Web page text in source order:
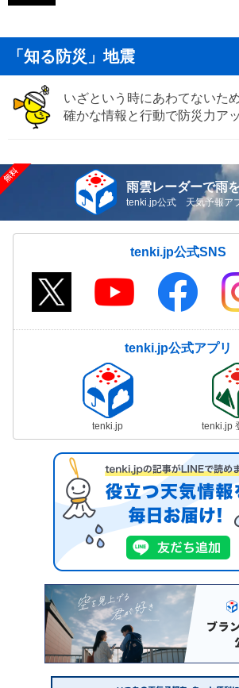
「知る防災」地震
いざという時にあわてないた
確かな情報と行動で防災力ア
雨雲レーダーで雨
tenki.jp公式 天気予報ア
tenki.jp公式SNS
tenki.jp公式アプリ
tenki.jp tenki.jp